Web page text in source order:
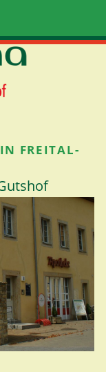
FREITAL-